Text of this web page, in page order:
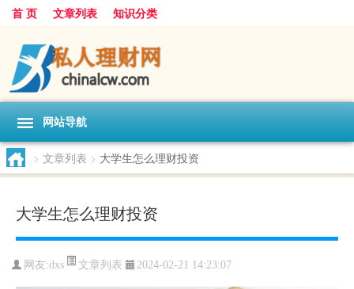
首 页 文章列表 知识分类
网站导航
> 文章列表 > 大学生怎么理财投资
大学生怎么理财投资
网友:dxs 文章列表 2024-02-21 14:23:07